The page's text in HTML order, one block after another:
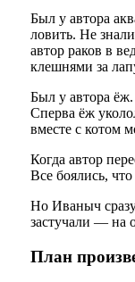
Был у автора
ловить. Не
автор раков в
клешнями за
Был у автора
Сперва ёж
вместе с котом
Когда автор
Все боялись,
Но Иваныч
застучали — на
План